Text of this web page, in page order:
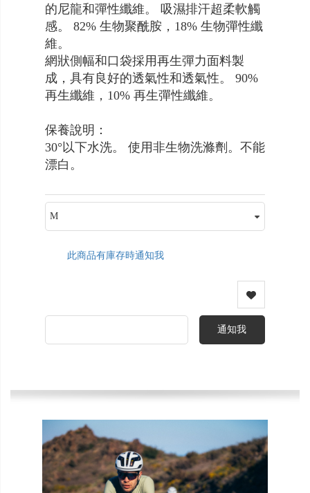
的尼龍和彈性纖維。 吸濕排汗超柔軟觸
感。 82% 生物聚酰胺，18% 生物彈性纖
維。
網狀側幅和口袋採用再生彈力面料製
成，具有良好的透氣性和透氣性。 90%
再生纖維，10% 再生彈性纖維。
保養說明：
30°以下水洗。 使用非生物洗滌劑。不能
漂白。
此商品有庫存時通知我
通知我